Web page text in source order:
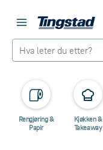
Rengjøring &
Papir
Kjøkken &
Takeaway